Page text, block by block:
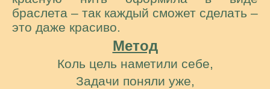
браслета – так каждый сможет сделать –
это даже красиво.
Метод
Коль цель наметили себе,
Задачи поняли уже,